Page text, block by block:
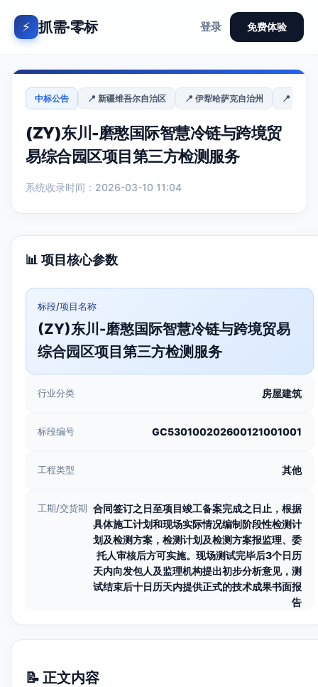
⚡ 抓需·零标 登录 免费体验
中标公告 📍 新疆维吾尔自治区 📍 伊犁哈萨克自治州 📍 伊宁市
(ZY)东川-磨憨国际智慧冷链与跨境贸
易综合园区项目第三方检测服务
系统收录时间：2026-03-10 11:04
📊 项目核心参数
标段/项目名称
(ZY)东川-磨憨国际智慧冷链与跨境贸易
综合园区项目第三方检测服务
行业分类 房屋建筑
标段编号 GC530100202600121001001
工程类型 其他
工期/交货期 合同签订之日至项目竣工备案完成之日止，根据
具体施工计划和现场实际情况编制阶段性检测计
划及检测方案，检测计划及检测方案报监理、委
托人审核后方可实施。现场测试完毕后3个日历
天内向发包人及监理机构提出初步分析意见，测
试结束后十日历天内提供正式的技术成果书面报
告
📝 正文内容